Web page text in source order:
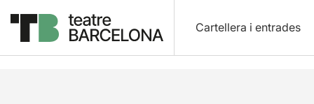
Cartellera i entrades
Descripció Fitxa artística Fotos i vídeos